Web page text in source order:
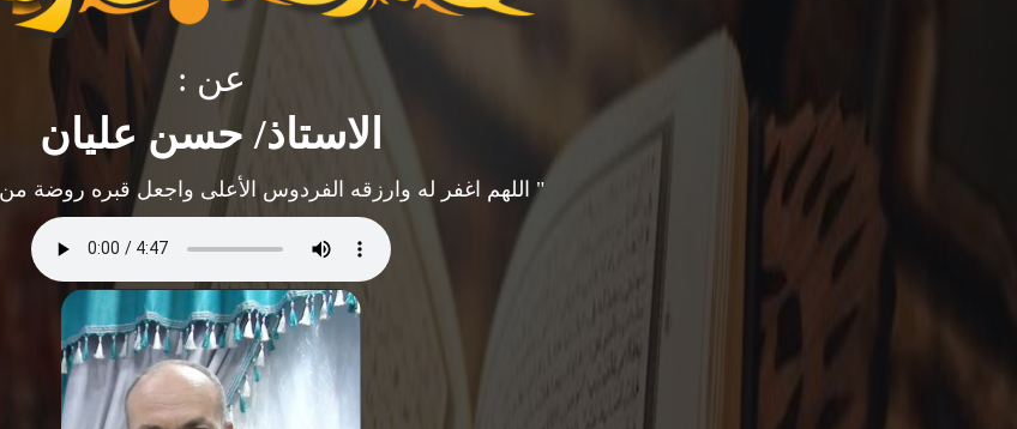
عن :
الاستاذ/ حسن عليان
" اللهم اغفر له وارزقه الفردوس الأعلى واجعل قبره روضة